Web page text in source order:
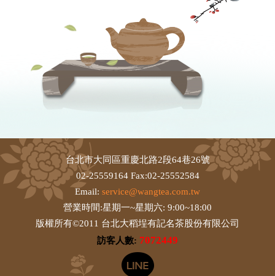
台北市大同區重慶北路2段64巷26號
02-25559164 Fax:02-25552584
Email: service@wangtea.com.tw
營業時間:星期一~星期六: 9:00~18:00
版權所有©2011 台北大稻埕有記名茶股份有限公司
訪客人數: 7072449